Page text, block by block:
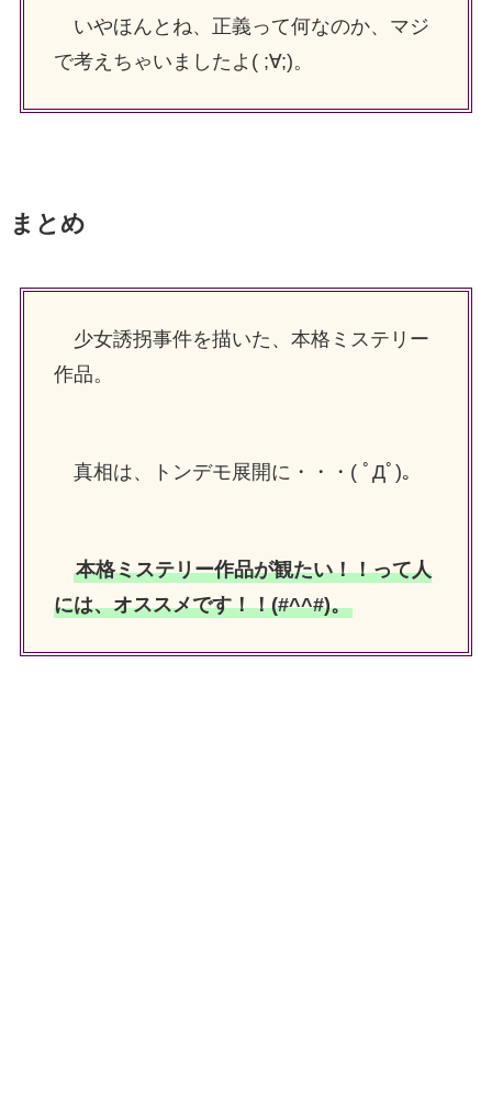
いやほんとね、正義って何なのか、マジ
で考えちゃいましたよ( ;∀;)。
まとめ
少女誘拐事件を描いた、本格ミステリー
作品。
真相は、トンデモ展開に・・・( ﾟДﾟ)。
本格ミステリー作品が観たい！！って人
には、オススメです！！(#^^#)。